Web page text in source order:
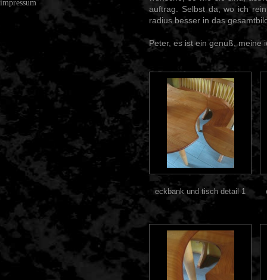
impressum
auftrag. Selbst da, wo ich
radius besser in das
Peter, es ist ein genuß, meine
eckbank und tisch detail 1